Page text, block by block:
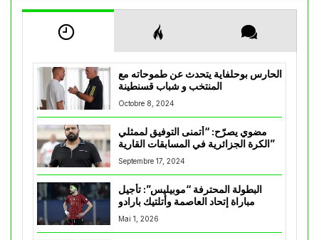
الحارس بوحلفاية يتحدث عن طموحاته مع
المنتخب و شباب قسنطينة
Octobre 8, 2024
مضوي يصرّح: “أتمنى التوفيق لممثلي
الكرة الجزائرية في المسابقات القارية”
Septembre 17, 2024
البطولة المحترفة “موبيليس”: تأجيل
مباراة إتحاد العاصمة وأتلتيك بارادو
Mai 1, 2026